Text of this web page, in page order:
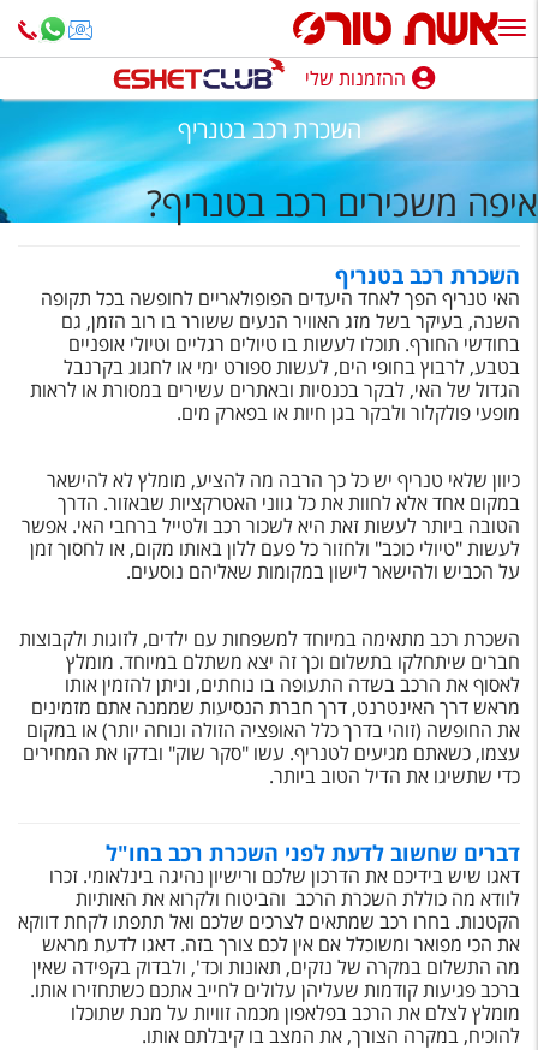
ההזמנות שלי
נופש בארץ
חופשה לפי סגנון
טיולים מאורגנים
סגנונות טיול
חבילות נופש
חבילות בריאות וספא
טיסות לחו"ל
Русский
קרוז
מגזין אשת
טופס צור קשר
תקנון
נגישות
עקבו אחרינו
ההזמנות שלי
השכרת רכב בטנריף
איפה משכירים רכב בטנריף?
השכרת רכב בטנריף
האי טנריף הפך לאחד היעדים הפופולאריים לחופשה בכל תקופה
השנה, בעיקר בשל מזג האוויר הנעים ששורר בו רוב הזמן, גם
בחודשי החורף. תוכלו לעשות בו טיולים רגליים וטיולי אופניים
בטבע, לרבוץ בחופי הים, לעשות ספורט ימי או לחגוג בקרנבל
הגדול של האי, לבקר בכנסיות ובאתרים עשירים במסורת או לראות
מופעי פולקלור ולבקר בגן חיות או בפארק מים.
כיוון שלאי טנריף יש כל כך הרבה מה להציע, מומלץ לא להישאר
במקום אחד אלא לחוות את כל גווני האטרקציות שבאזור. הדרך
הטובה ביותר לעשות זאת היא לשכור רכב ולטייל ברחבי האי. אפשר
לעשות "טיולי כוכב" ולחזור כל פעם ללון באותו מקום, או לחסוך זמן
על הכביש ולהישאר לישון במקומות שאליהם נוסעים.
השכרת רכב מתאימה במיוחד למשפחות עם ילדים, לזוגות ולקבוצות
חברים שיתחלקו בתשלום וכך זה יצא משתלם במיוחד. מומלץ
לאסוף את הרכב בשדה התעופה בו נוחתים, וניתן להזמין אותו
מראש דרך האינטרנט, דרך חברת הנסיעות שממנה אתם מזמינים
את החופשה (זוהי בדרך כלל האופציה הזולה ונוחה יותר) או במקום
עצמו, כשאתם מגיעים לטנריף. עשו "סקר שוק" ובדקו את המחירים
כדי שתשיגו את הדיל הטוב ביותר.
דברים שחשוב לדעת לפני השכרת רכב בחו"ל
דאגו שיש בידיכם את הדרכון שלכם ורישיון נהיגה בינלאומי. זכרו
לוודא מה כוללת השכרת הרכב והביטוח ולקרוא את האותיות
הקטנות. בחרו רכב שמתאים לצרכים שלכם ואל תתפתו לקחת דווקא
את הכי מפואר ומשוכלל אם אין לכם צורך בזה. דאגו לדעת מראש
מה התשלום במקרה של נזקים, תאונות וכד', ולבדוק בקפידה שאין
ברכב פגיעות קודמות שעליהן עלולים לחייב אתכם כשתחזירו אותו.
מומלץ לצלם את הרכב בפלאפון מכמה זוויות על מנת שתוכלו
להוכיח, במקרה הצורך, את המצב בו קיבלתם אותו.